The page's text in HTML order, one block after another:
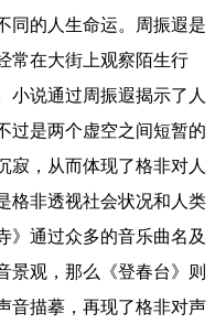
同的人生命运。周振遐是
常在大街上观察陌生行
小说通过周振遐揭示了人
过是两个虚空之间短暂的
寂，从而体现了格非对人
格非透视社会状况和人类
》通过众多的音乐曲名及
景观，那么《登春台》则
音描摹，再现了格非对声